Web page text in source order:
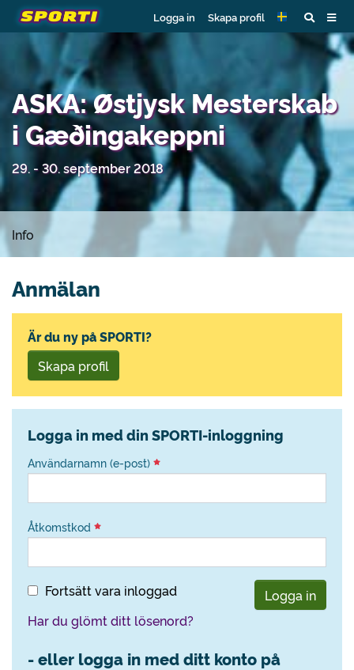
Logga in Skapa profil
ASKA: Østjysk Mesterskab
i Gæðingakeppni
29. - 30. september 2018
Info
Anmälan
Är du ny på SPORTI?
Skapa profil
Logga in med din SPORTI-inloggning
Användarnamn (e-post)
Åtkomstkod
Fortsätt vara inloggad
Logga in
Har du glömt ditt lösenord?
- eller logga in med ditt konto på